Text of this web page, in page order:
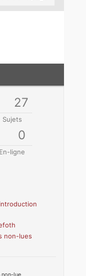
27
Sujets
0
En-ligne
non-lues
non-lue